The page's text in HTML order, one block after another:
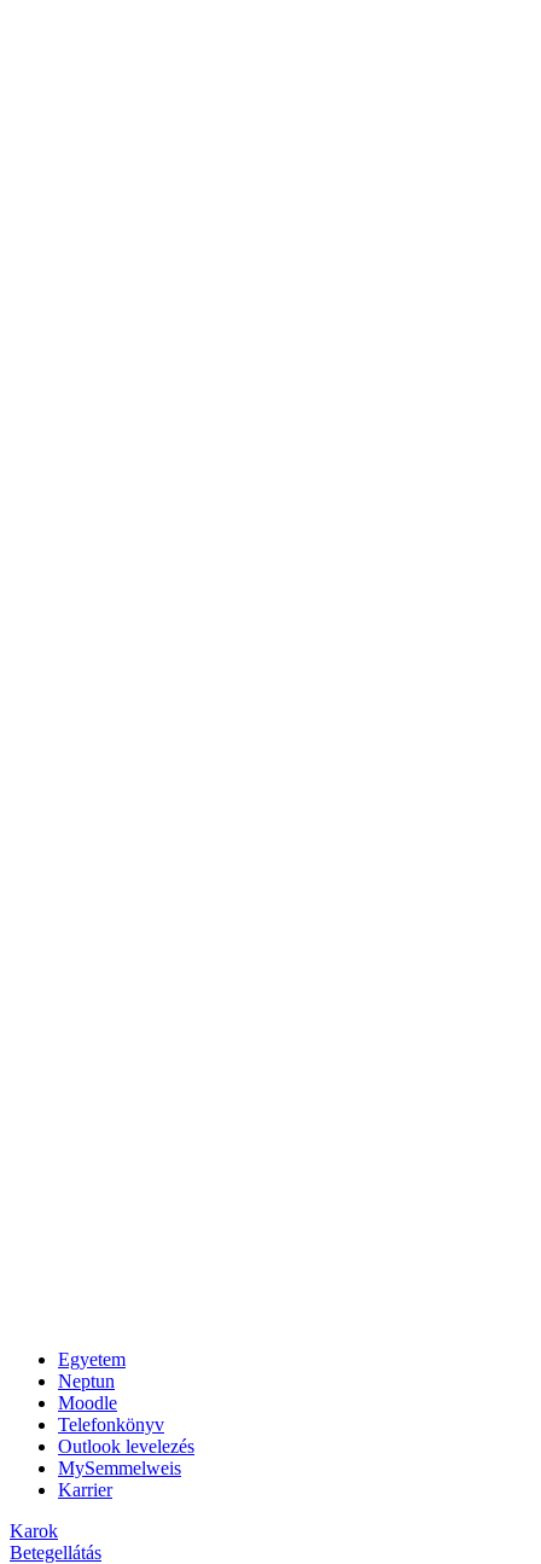
Egyetem
Neptun
Moodle
Telefonkönyv
Outlook levelezés
MySemmelweis
Karrier
Karok
Betegellátás